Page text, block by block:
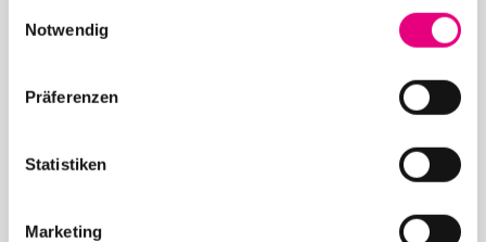
Notwendig
Präferenzen
Statistiken
Marketing
28. Enjoy Jazz Festival – Eröffnung mit Souad